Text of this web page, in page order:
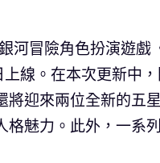
河冒險角色扮演遊戲
線。在本次更新中
將迎來兩位全新的
格魅力。此外，一系